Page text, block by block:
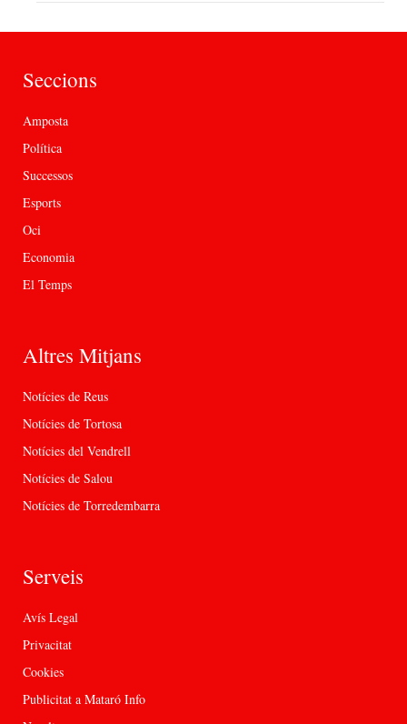
Seccions
Amposta
Política
Successos
Esports
Oci
Economia
El Temps
Altres Mitjans
Notícies de Reus
Notícies de Tortosa
Notícies del Vendrell
Notícies de Salou
Notícies de Torredembarra
Serveis
Avís Legal
Privacitat
Cookies
Publicitat a Mataró Info